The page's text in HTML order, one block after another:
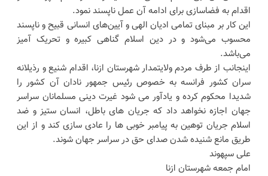
اقدام به فضاسازی برای ادامه آن عمل ناپسند نمود.
این کار بر مبنای تمامی ادیان الهی و آیین‌های انسانی قبیح و ناپسند
محسوب می‌شود و در دین اسلام گناهی کبیره و تحریک آمیز
می‌باشد.
اینجانب از طرف مردم ولایتمدار شهرستان ازنا، اقدام شنیع و رذیلانه
سران کشور فرانسه به خصوص رئیس جمهور نادان آن کشور را
شدیدا محکوم کرده و یادآور می شود غیرت دینی مسلمانان سراسر
جهان اجازه نخواهد داد که جریان های باطل، انسان ستیز و ضد
اسلام جریان توهین به پیامبر خوبی ها را عادی سازی کند و از این
طریق مانع شنیده شدن صدای حق در سراسر جهان شوند.
علی سپهوند
امام جمعه شهرستان ازنا